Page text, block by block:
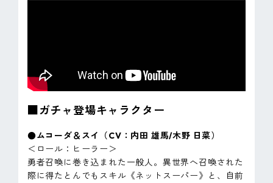
■ガチャ登場キャラクター
●ムコーダ＆スイ（CV：内田 雄馬/木野 日菜）
＜ロール：ヒーラー＞
勇者召喚に巻き込まれた一般人。異世界へ召喚された
際に得たとんでもスキル《ネットスーパー》と、自前